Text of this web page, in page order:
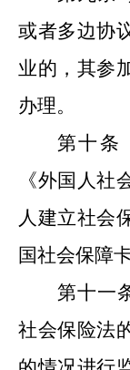
或者多边协
业的，其参
办理。
第十条
《外国人社
人建立社会
国社会保障卡
第十一
社会保险法